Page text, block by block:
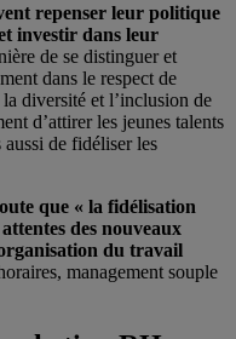
repenser leur politique
investir dans leur
de se distinguer et
dans le respect de
diversité et l’inclusion de
d’attirer les jeunes talents
aussi de fidéliser les
que « la fidélisation
des nouveaux
du travail
management souple